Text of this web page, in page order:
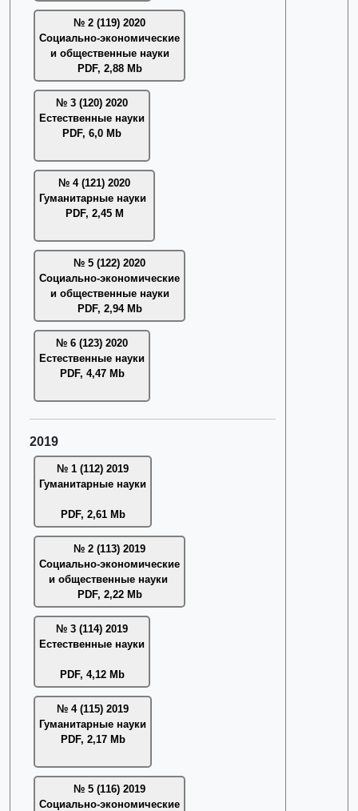
№ 2 (119) 2020
Социально-экономические
и общественные науки
PDF, 2,88 Mb
№ 3 (120) 2020
Естественные науки
PDF, 6,0 Mb
№ 4 (121) 2020
Гуманитарные науки
PDF, 2,45 M
№ 5 (122) 2020
Социально-экономические
и общественные науки
PDF, 2,94 Mb
№ 6 (123) 2020
Естественные науки
PDF, 4,47 Mb
2019
№ 1 (112) 2019
Гуманитарные науки
PDF, 2,61 Mb
№ 2 (113) 2019
Социально-экономические
и общественные науки
PDF, 2,22 Mb
№ 3 (114) 2019
Естественные науки
PDF, 4,12 Mb
№ 4 (115) 2019
Гуманитарные науки
PDF, 2,17 Mb
№ 5 (116) 2019
Социально-экономические